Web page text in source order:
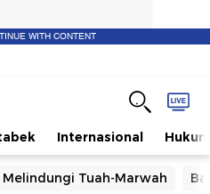
WITH CONTENT
Internasional Hukum
Melindungi Tuah-Marwah